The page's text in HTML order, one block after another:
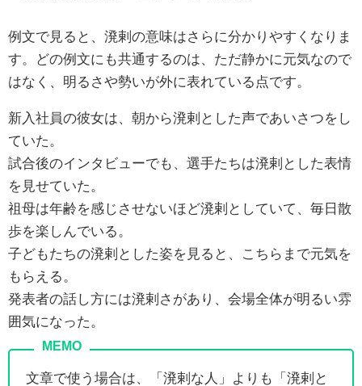
例文で見ると、溌剌の意味はさらに分かりやすくなりま
す。どの例文にも共通するのは、ただ静かに元気なので
はなく、明るさや勢いが外に表れている点です。
新入社員の彼女は、朝から溌剌とした声であいさつをし
ていた。
試合後のインタビューでも、選手たちは溌剌とした表情
を見せていた。
祖母は年齢を感じさせないほど溌剌としていて、毎日散
歩を楽しんでいる。
子どもたちの溌剌とした姿を見ると、こちらまで元気を
もらえる。
発表者の話し方には溌剌さがあり、会場全体が明るい雰
囲気になった。
文章で使う場合は、「溌剌な人」よりも「溌剌と